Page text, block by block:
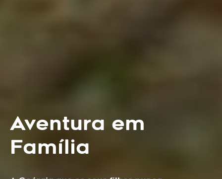
Aventura em
Família